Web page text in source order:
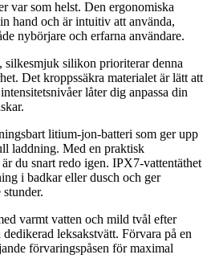
var som helst. Den ergonomiska
hand och är intuitiv att använda,
nybörjare och erfarna användare.
silikon prioriterar denna
Det kroppssäkra materialet är lätt att
låter dig anpassa din
litium-jon-batteri som ger upp
laddning. Med en praktisk
du snart redo igen. IPX7-vattentäthet
i badkar eller dusch och ger
varmt vatten och mild tvål efter
leksakstvätt. Förvara på en
förvaringspåsen för maximal